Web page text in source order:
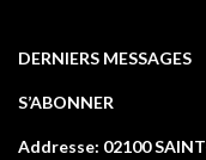
DERNIERS MESSAGES
S’ABONNER
Addresse: 02100